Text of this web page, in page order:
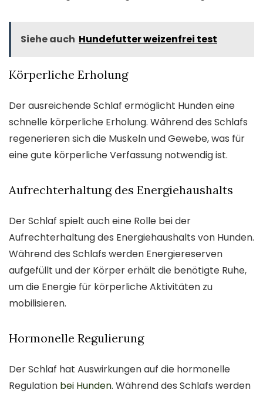
Siehe auch Hundefutter weizenfrei test
Körperliche Erholung
Der ausreichende Schlaf ermöglicht Hunden eine
schnelle körperliche Erholung. Während des Schlafs
regenerieren sich die Muskeln und Gewebe, was für
eine gute körperliche Verfassung notwendig ist.
Aufrechterhaltung des Energiehaushalts
Der Schlaf spielt auch eine Rolle bei der
Aufrechterhaltung des Energiehaushalts von Hunden.
Während des Schlafs werden Energiereserven
aufgefüllt und der Körper erhält die benötigte Ruhe,
um die Energie für körperliche Aktivitäten zu
mobilisieren.
Hormonelle Regulierung
Der Schlaf hat Auswirkungen auf die hormonelle
Regulation bei Hunden. Während des Schlafs werden